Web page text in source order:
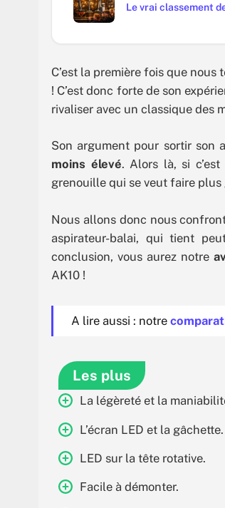
Le vrai classement
C’est la première fois que nous
! C’est donc forte de son
rivaliser avec un classique des
Son argument pour sortir son
moins élevé. Alors là, si
grenouille qui se veut faire
Nous allons donc nous
aspirateur-balai, qui tient
conclusion, vous aurez notre
AK10 !
A lire aussi : notre
Les plus
La légèreté et la
L’écran LED et la gâchette.
LED sur la tête rotative.
Facile à démonter.